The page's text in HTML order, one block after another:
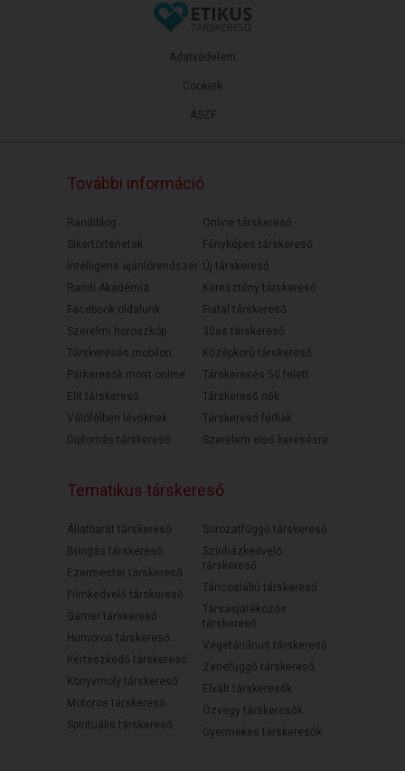
ÁSZF
Adatvédelem
Cookiek
További információ
Randiblog
Sikertörténetek
Intelligens ajánlórendszer
Randi Akadémia
Facebook oldalunk
Szerelmi horoszkóp
Társkeresés mobilon
Párkeresők most online
Elit társkereső
Válófélben lévőknek
Diplomás társkereső
Online társkereső
Fényképes társkereső
Új társkereső
Keresztény társkereső
Fiatal társkereső
30as társkereső
Középkorú társkereső
Társkeresés 50 felett
Társkereső nők
Társkereső férfiak
Szerelem első keresésre
Tematikus társkereső
Állatbarát társkereső
Bringás társkereső
Ezermester társkereső
Filmkedvelő társkereső
Gamer társkereső
Humoros társkereső
Kertészkedő társkereső
Könyvmoly társkereső
Motoros társkereső
Spirituális társkereső
Sorozatfüggő társkereső
Színházkedvelő
társkereső
Táncoslábú társkereső
Társasjátékozós
társkereső
Vegetáriánus társkereső
Zenefüggő társkereső
Elvált társkeresők
Özvegy társkeresők
Gyermekes társkeresők